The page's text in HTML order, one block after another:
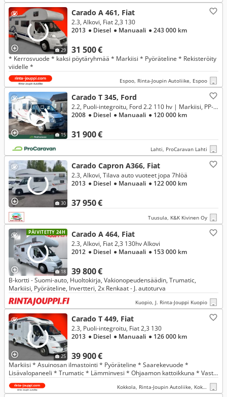
29
Carado A 461, Fiat
31 500 €
2.3, Alkovi, Fiat 2,3 130
2013 ● Diesel ● Manuaali ● 243 000 km
* Kerrosvuode * kaksi pöytäryhmää * Markiisi * Pyöräteline * Rekisteröity
viidelle *
Espoo, Rinta-Joupin Autoliike, Espoo
15
Carado T 345, Ford
31 900 €
2.2, Puoli-integroitu, Ford 2.2 110 hv | Markiisi, PP-teline
2008 ● Diesel ● Manuaali ● 120 000 km
Lahti, ProCaravan Lahti
30
Carado Capron A366, Fiat
37 950 €
2.3, Alkovi, Tilava auto vuoteet jopa 7hlöä
2013 ● Diesel ● Manuaali ● 122 000 km
Tuusula, K&K Kivinen Oy
PÄIVITETTY 24H
18
Carado A 464, Fiat
39 800 €
2.3, Alkovi, Fiat 2,3 130hv Alkovi
2012 ● Diesel ● Manuaali ● 153 000 km
B-kortti - Suomi-auto, Huoltokirja, Vakionopeudensäädin, Trumatic,
Markiisi, Pyöräteline, Invertteri, 2x Renkaat - J. autoturva
Kuopio, J. Rinta-Jouppi Kuopio
25
Carado T 449, Fiat
39 900 €
2.3, Puoli-integroitu, Fiat 2,3 130
2013 ● Diesel ● Manuaali ● 126 000 km
Markiisi * Asuinosan ilmastointi * Pyöräteline * Saarekevuode *
Lisävalopaneeli * Trumatic * Lämminvesi * Ohjaamon kattoikkuna * Vasta
huollettu ja jakohihna vaihdettu * Katsastettu 20.04.2026 *
Kokkola, Rinta-Joupin Autoliike, Kokkola